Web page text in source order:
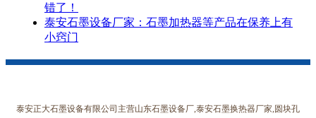
错了！
泰安石墨设备厂家：石墨加热器等产品在保养上有
小窍门
泰安正大石墨设备有限公司主营山东石墨设备厂,泰安石墨换热器厂家,圆块孔